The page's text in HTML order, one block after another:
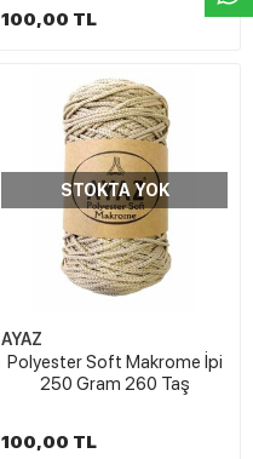
100,00 TL
STOKTA YOK
AYAZ
Polyester Soft Makrome İpi
250 Gram 260 Taş
100,00 TL